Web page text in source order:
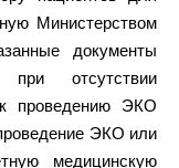
Министерством
документы
отсутствии
к проведению ЭКО
ЭКО или
медицинскую